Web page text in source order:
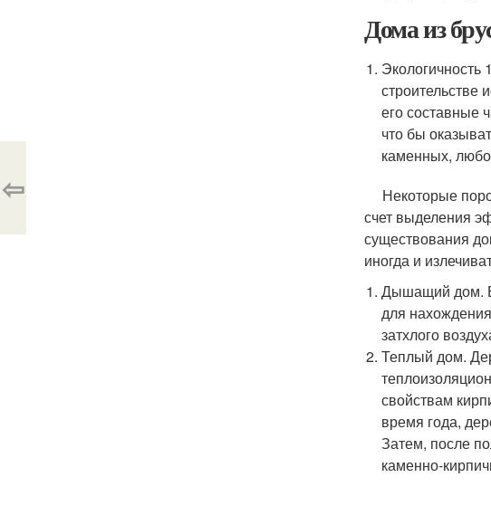
Дома из
строительстве
его составные
что бы
каменных,
Некоторые
счет выделения
существования
иногда и
Дышащий дом.
для
затхлого
Теплый дом.
свойствам
время года,
Затем, после
каменно-
⇦